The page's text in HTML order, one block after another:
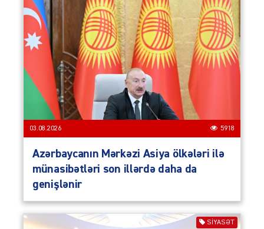
03.08.2026 5918
Azərbaycanın Mərkəzi Asiya ölkələri ilə
münasibətləri son illərdə daha da
genişlənir
SIYASƏT